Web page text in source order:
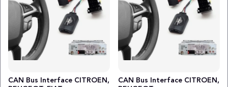
CAN Bus Interface CITROEN,
CAN Bus Interface CITROEN,